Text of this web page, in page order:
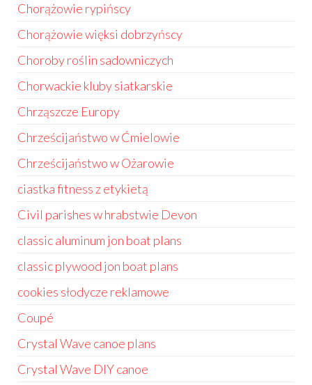
Chorążowie rypińscy
Chorążowie więksi dobrzyńscy
Choroby roślin sadowniczych
Chorwackie kluby siatkarskie
Chrząszcze Europy
Chrześcijaństwo w Ćmielowie
Chrześcijaństwo w Ożarowie
ciastka fitness z etykietą
Civil parishes w hrabstwie Devon
classic aluminum jon boat plans
classic plywood jon boat plans
cookies słodycze reklamowe
Coupé
Crystal Wave canoe plans
Crystal Wave DIY canoe